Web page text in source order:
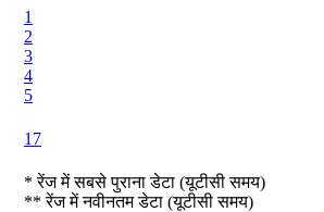
1
2
3
4
5
17
*रेंज में सबसे पुराना डेटा (यूटीसी समय)
**रेंज में नवीनतम डेटा (यूटीसी समय)